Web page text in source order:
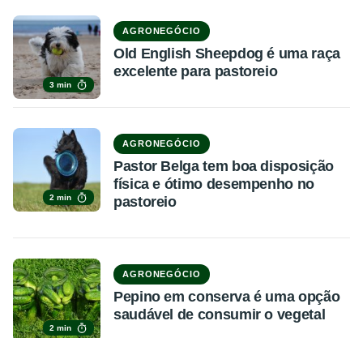
3 min
AGRONEGÓCIO
Old English Sheepdog é uma raça
excelente para pastoreio
2 min
AGRONEGÓCIO
Pastor Belga tem boa disposição
física e ótimo desempenho no
pastoreio
2 min
AGRONEGÓCIO
Pepino em conserva é uma opção
saudável de consumir o vegetal